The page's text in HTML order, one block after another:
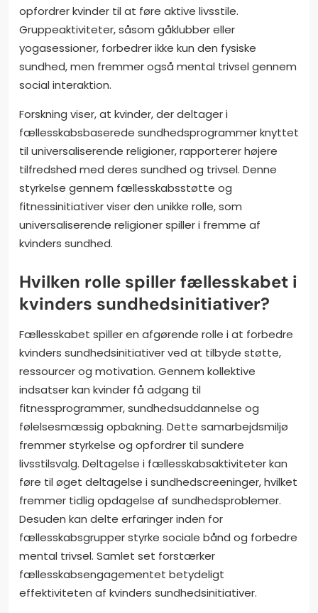
opfordrer kvinder til at føre aktive livsstile.
Gruppeaktiviteter, såsom gåklubber eller
yogasessioner, forbedrer ikke kun den fysiske
sundhed, men fremmer også mental trivsel gennem
social interaktion.
Forskning viser, at kvinder, der deltager i
fællesskabsbaserede sundhedsprogrammer knyttet
til universaliserende religioner, rapporterer højere
tilfredshed med deres sundhed og trivsel. Denne
styrkelse gennem fællesskabsstøtte og
fitnessinitiativer viser den unikke rolle, som
universaliserende religioner spiller i fremme af
kvinders sundhed.
Hvilken rolle spiller fællesskabet i
kvinders sundhedsinitiativer?
Fællesskabet spiller en afgørende rolle i at forbedre
kvinders sundhedsinitiativer ved at tilbyde støtte,
ressourcer og motivation. Gennem kollektive
indsatser kan kvinder få adgang til
fitnessprogrammer, sundhedsuddannelse og
følelsesmæssig opbakning. Dette samarbejdsmiljø
fremmer styrkelse og opfordrer til sundere
livsstilsvalg. Deltagelse i fællesskabsaktiviteter kan
føre til øget deltagelse i sundhedscreeninger, hvilket
fremmer tidlig opdagelse af sundhedsproblemer.
Desuden kan delte erfaringer inden for
fællesskabsgrupper styrke sociale bånd og forbedre
mental trivsel. Samlet set forstærker
fællesskabsengagementet betydeligt
effektiviteten af kvinders sundhedsinitiativer.